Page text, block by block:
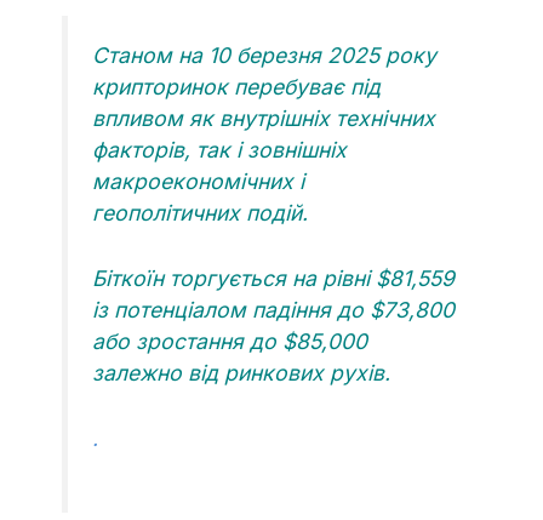
Станом на 10 березня 2025 року
крипторинок перебуває під
впливом як внутрішніх технічних
факторів, так і зовнішніх
макроекономічних і
геополітичних подій.
Біткоїн торгується на рівні $81,559
із потенціалом падіння до $73,800
або зростання до $85,000
залежно від ринкових рухів.
.